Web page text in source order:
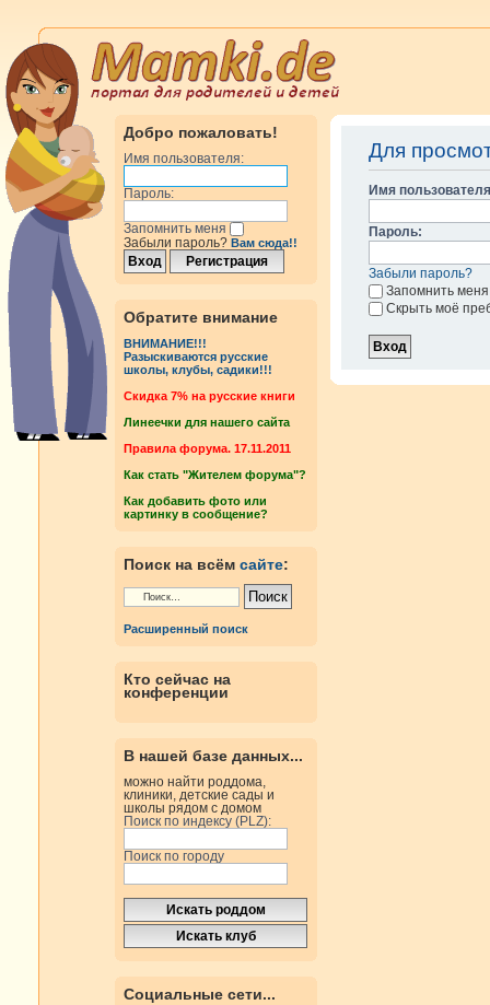
Добро пожаловать!
Имя пользователя:
Пароль:
Запомнить меня
Забыли пароль? Вам сюда!!
Обратите внимание
ВНИМАНИЕ!!!
Разыскиваются русские
школы, клубы, садики!!!
Cкидка 7% на русские книги
Линеечки для нашего сайта
Правила форума. 17.11.2011
Как стать "Жителем форума"?
Как добавить фото или
картинку в сообщение?
Поиск на всём сайте:
Расширенный поиск
Кто сейчас на
конференции
В нашей базе данных...
можно найти роддома,
клиники, детские сады и
школы рядом с домом
Поиск по индексу (PLZ):
Поиск по городу
Социальные сети...
Для
Имя
Пароль:
Забыли пароль?
Запомнить меня
Скрыть моё